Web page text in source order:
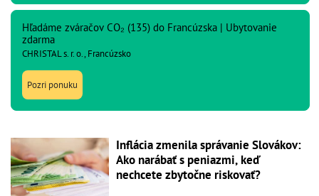
Hľadáme zváračov CO₂ (135) do Francúzska | Ubytovanie
zdarma
CHRISTAL s. r. o., Francúzsko
Pozri ponuku
Inflácia zmenila správanie Slovákov:
Ako narábať s peniazmi, keď
nechcete zbytočne riskovať?